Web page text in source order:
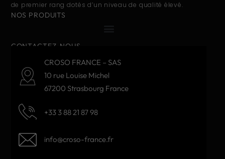
de premier rang dotés d’un niveau de qualité élevé.
NOS PRODUITS
CONTACTEZ-NOUS
CROSO FRANCE – SAS
10 rue Louise Michel
67200 Strasbourg France
+33 3 88 21 87 98
info@croso-france.fr